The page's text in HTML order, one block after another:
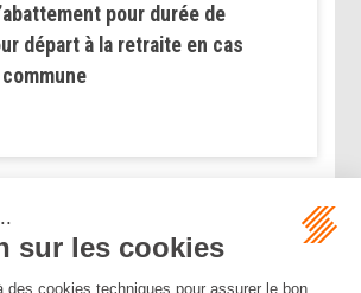
pour durée de
départ à la retraite en cas
>>